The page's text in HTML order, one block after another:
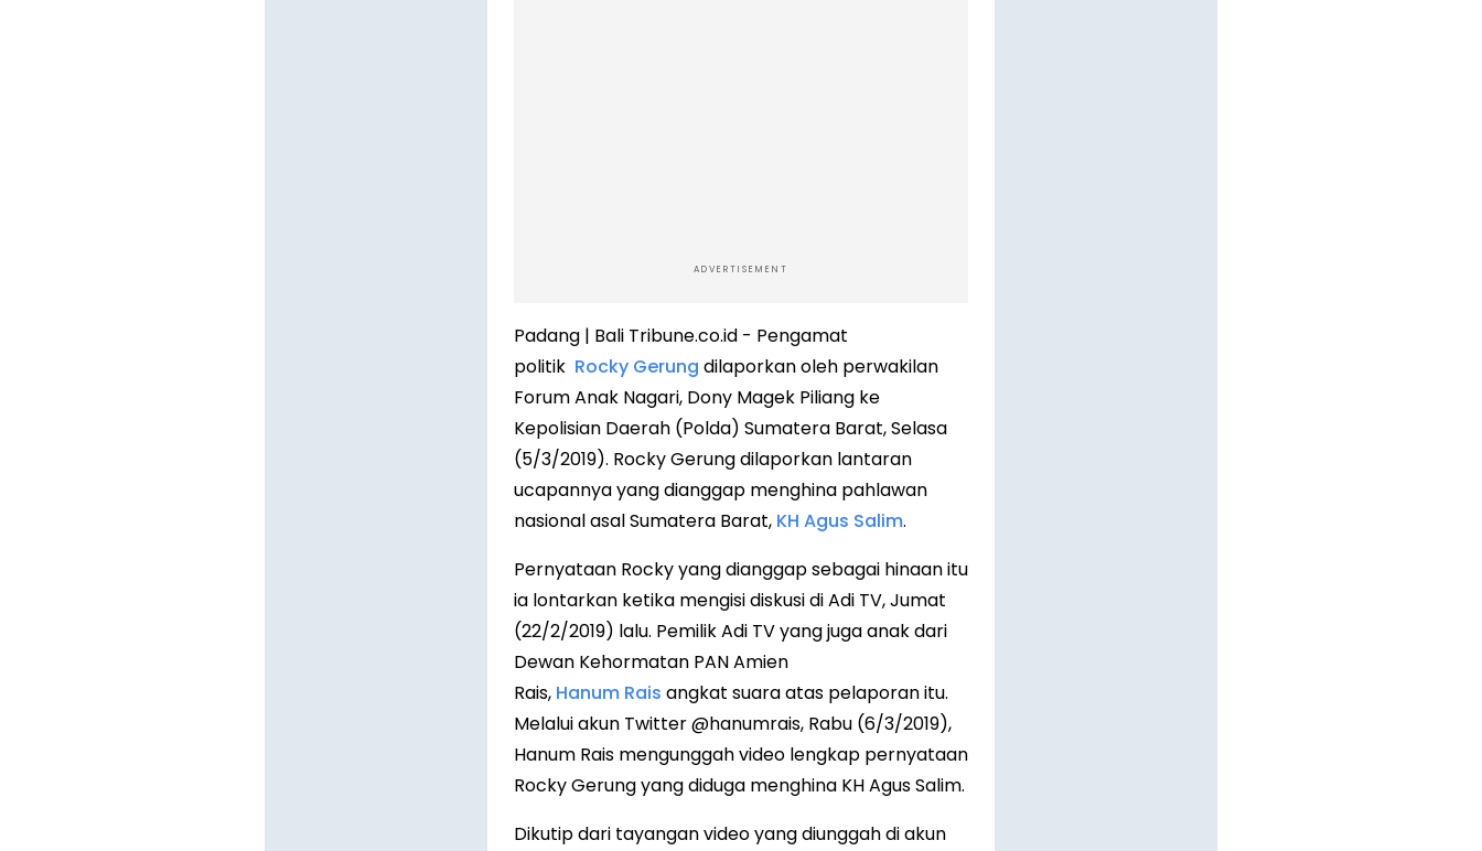
ADVERTISEMENT
Padang | Bali Tribune.co.id - Pengamat
politik Rocky Gerung dilaporkan oleh perwakilan
Forum Anak Nagari, Dony Magek Piliang ke
Kepolisian Daerah (Polda) Sumatera Barat, Selasa
(5/3/2019). Rocky Gerung dilaporkan lantaran
ucapannya yang dianggap menghina pahlawan
nasional asal Sumatera Barat, KH Agus Salim.
Pernyataan Rocky yang dianggap sebagai hinaan itu
ia lontarkan ketika mengisi diskusi di Adi TV, Jumat
(22/2/2019) lalu. Pemilik Adi TV yang juga anak dari
Dewan Kehormatan PAN Amien
Rais, Hanum Rais angkat suara atas pelaporan itu.
Melalui akun Twitter @hanumrais, Rabu (6/3/2019),
Hanum Rais mengunggah video lengkap pernyataan
Rocky Gerung yang diduga menghina KH Agus Salim.
Dikutip dari tayangan video yang diunggah di akun